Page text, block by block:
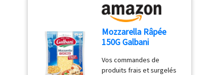
Mozzarella Râpée
150G Galbani
Vos commandes de
produits frais et surgelés